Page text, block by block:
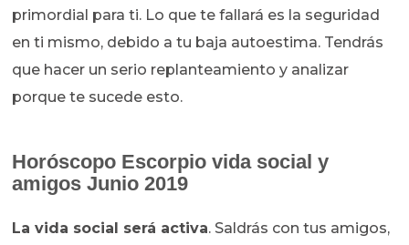
primordial para ti. Lo que te fallará es la seguridad
en ti mismo, debido a tu baja autoestima. Tendrás
que hacer un serio replanteamiento y analizar
porque te sucede esto.
Horóscopo Escorpio vida social y
amigos Junio 2019
La vida social será activa. Saldrás con tus amigos,